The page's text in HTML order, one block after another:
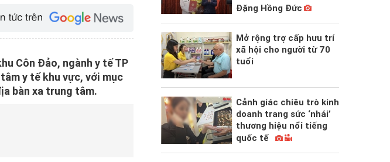
Côn Đảo, ngành y tế TP
y tế khu vực, với mục
bàn xa trung tâm.
Đặng Hồng Đức
Mở rộng trợ cấp hưu trí
xã hội cho người từ 70
tuổi
Cảnh giác chiêu trò kinh
doanh trang sức ‘nhái’
thương hiệu nổi tiếng
quốc tế